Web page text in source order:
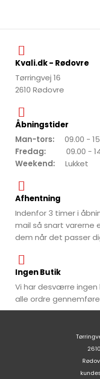
Kvali.dk - Rødovre
Tørringvej 16
2610 Rødovre
Åbningstider
Man-tors: 09.00 -
Fredag: 09.00 -
Weekend: Lukket
Afhentning
Indenfor 3 timer i
mail så snart varerne
dem når det passer
Ingen Butik
Vi har desværre ingen
alle ordre
2610